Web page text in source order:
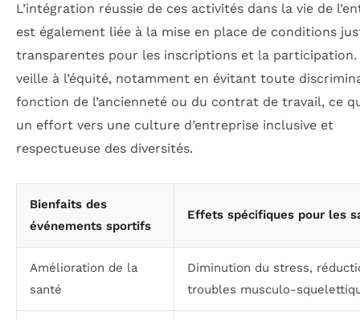
L’intégration réussie de ces activités dans la vie de
est également liée à la mise en place de conditions
transparentes pour les inscriptions et la participation.
veille à l’équité, notamment en évitant toute
fonction de l’ancienneté ou du contrat de travail, ce
un effort vers une culture d’entreprise inclusive et
respectueuse des diversités.
Bienfaits des
événements sportifs
Effets spécifiques pour les
Amélioration de la
santé
Diminution du stress,
troubles musculo-